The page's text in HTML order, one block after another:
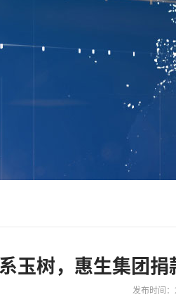
玉树，惠生集团
发布时间